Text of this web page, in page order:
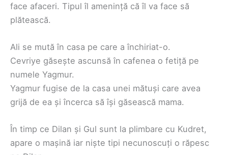
face afaceri. Tipul îl amenință că îl va face să
plătească.
Ali se mută în casa pe care a închiriat-o.
Cevriye găsește ascunsă în cafenea o fetiță pe
numele Yagmur.
Yagmur fugise de la casa unei mătuși care avea
grijă de ea și încerca să își găsească mama.
În timp ce Dilan și Gul sunt la plimbare cu Kudret,
apare o mașină iar niște tipi necunoscuți o răpesc